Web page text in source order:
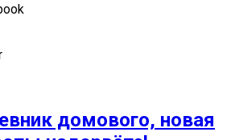
домового, новая